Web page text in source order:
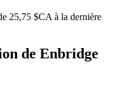
25,75 $CA à la dernière
de Enbridge